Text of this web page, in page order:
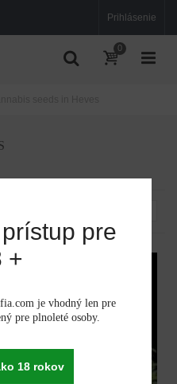
Prihlásenie
0
pre
+
je vhodný len pre
pre plnoleté osoby.
18 rokov